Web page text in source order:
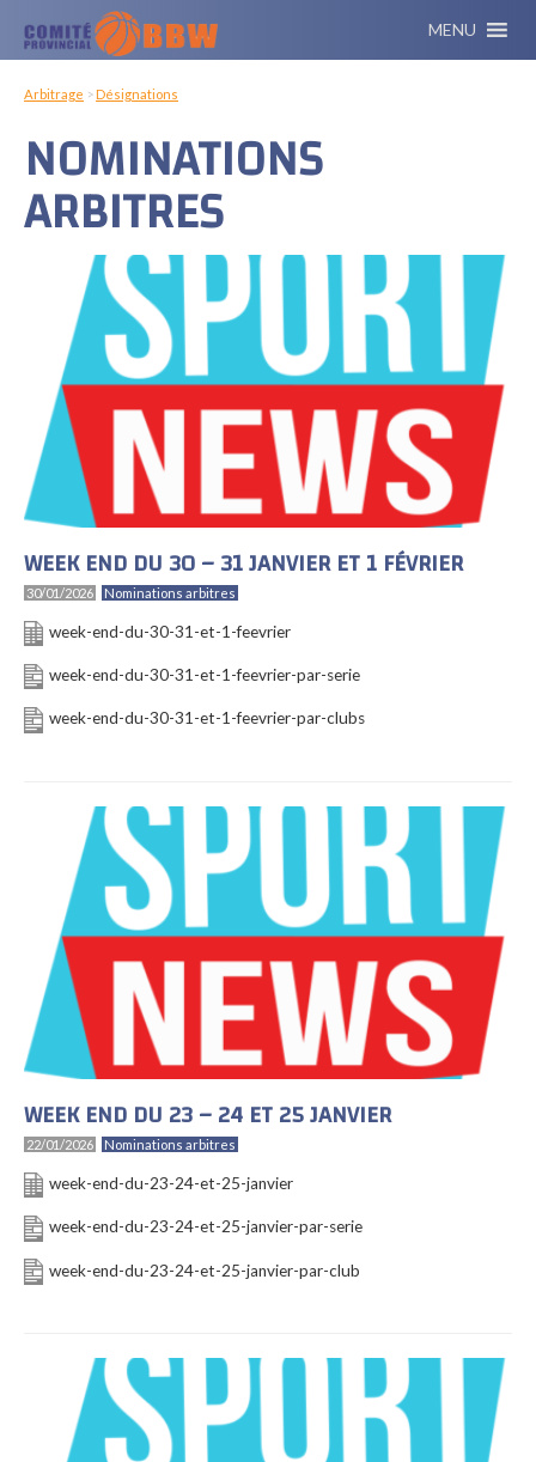
MENU
Arbitrage >Désignations
NOMINATIONS
ARBITRES
WEEK END DU 30 – 31 JANVIER ET 1 FÉVRIER
30/01/2026 Nominations arbitres
week-end-du-30-31-et-1-feevrier
week-end-du-30-31-et-1-feevrier-par-serie
week-end-du-30-31-et-1-feevrier-par-clubs
WEEK END DU 23 – 24 ET 25 JANVIER
22/01/2026 Nominations arbitres
week-end-du-23-24-et-25-janvier
week-end-du-23-24-et-25-janvier-par-serie
week-end-du-23-24-et-25-janvier-par-club